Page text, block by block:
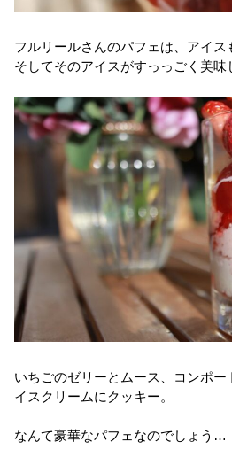
フルリールさんのパフェは、アイス
そしてそのアイスがすっっごく美
いちごのゼリーとムース、コンポ
イスクリームにクッキー。
なんて豪華なパフェなのでしょう…